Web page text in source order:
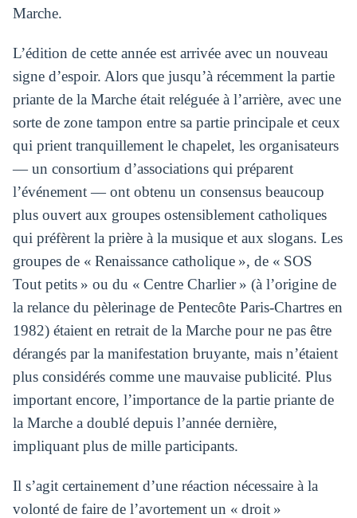
Marche.
L’édition de cette année est arrivée avec un nouveau
signe d’espoir. Alors que jusqu’à récemment la partie
priante de la Marche était reléguée à l’arrière, avec une
sorte de zone tampon entre sa partie principale et ceux
qui prient tranquillement le chapelet, les organisateurs
— un consortium d’associations qui préparent
l’événement — ont obtenu un consensus beaucoup
plus ouvert aux groupes ostensiblement catholiques
qui préfèrent la prière à la musique et aux slogans. Les
groupes de « Renaissance catholique », de « SOS
Tout petits » ou du « Centre Charlier » (à l’origine de
la relance du pèlerinage de Pentecôte Paris-Chartres en
1982) étaient en retrait de la Marche pour ne pas être
dérangés par la manifestation bruyante, mais n’étaient
plus considérés comme une mauvaise publicité. Plus
important encore, l’importance de la partie priante de
la Marche a doublé depuis l’année dernière,
impliquant plus de mille participants.
Il s’agit certainement d’une réaction nécessaire à la
volonté de faire de l’avortement un « droit »